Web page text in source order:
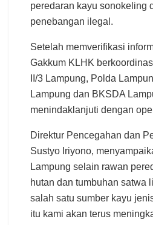
peredaran kayu sonokeling
penebangan ilegal.
Setelah memverifikasi
Gakkum KLHK
II/3 Lampung, Polda
Lampung dan BKSDA
menindaklanjuti dengan
Direktur Pencegahan dan
Sustyo Iriyono,
Lampung selain rawan
hutan dan tumbuhan satwa
salah satu sumber kayu
itu kami akan terus